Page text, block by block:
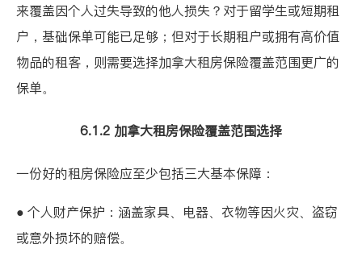
来覆盖因个人过失导致的他人损失？对于留学生或短期租
户，基础保单可能已足够；但对于长期租户或拥有高价值
物品的租客，则需要选择加拿大租房保险覆盖范围更广的
保单。
6.1.2 加拿大租房保险覆盖范围选择
一份好的租房保险应至少包括三大基本保障：
● 个人财产保护：涵盖家具、电器、衣物等因火灾、盗窃
或意外损坏的赔偿。